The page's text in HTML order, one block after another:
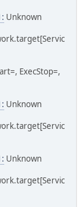
Unknown
ExecStop=,
Unknown
Unknown